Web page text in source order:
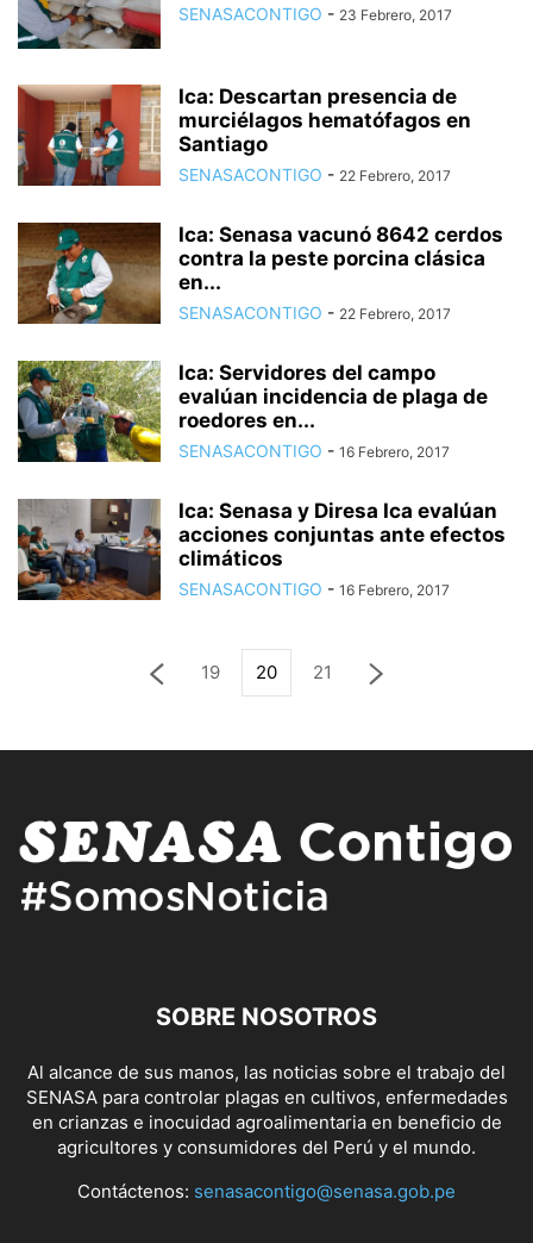
SENASACONTIGO - 23 Febrero, 2017
Ica: Descartan presencia de
murciélagos hematófagos en
Santiago
SENASACONTIGO - 22 Febrero, 2017
Ica: Senasa vacunó 8642 cerdos
contra la peste porcina clásica
en...
SENASACONTIGO - 22 Febrero, 2017
Ica: Servidores del campo
evalúan incidencia de plaga de
roedores en...
SENASACONTIGO - 16 Febrero, 2017
Ica: Senasa y Diresa Ica evalúan
acciones conjuntas ante efectos
climáticos
SENASACONTIGO - 16 Febrero, 2017
19 20 21
SOBRE NOSOTROS
Al alcance de sus manos, las noticias sobre el trabajo del
SENASA para controlar plagas en cultivos, enfermedades
en crianzas e inocuidad agroalimentaria en beneficio de
agricultores y consumidores del Perú y el mundo.
Contáctenos: senasacontigo@senasa.gob.pe